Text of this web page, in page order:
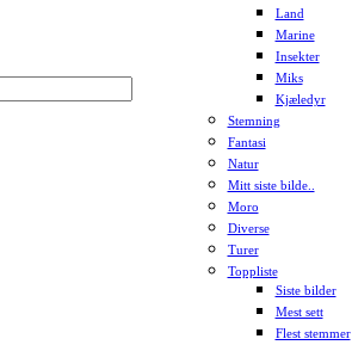
Land
Marine
Insekter
Miks
Kjæledyr
Stemning
Fantasi
Natur
Mitt siste bilde..
Moro
Diverse
Turer
Toppliste
Siste bilder
Mest sett
Flest stemmer